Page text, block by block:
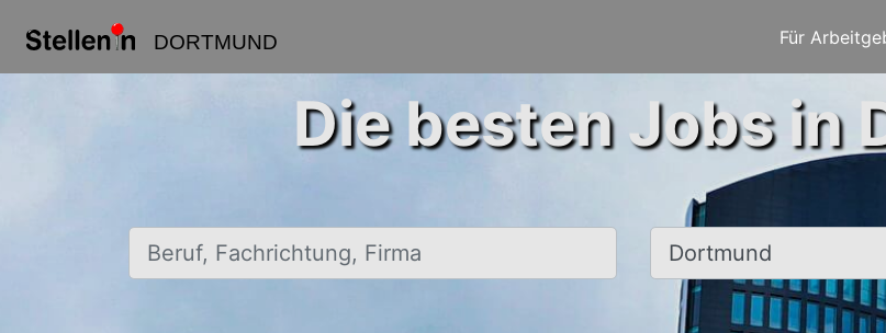
DORTMUND Für
Die besten Jobs in
Beruf, Fachrichtung, Firma Ort, Stadt